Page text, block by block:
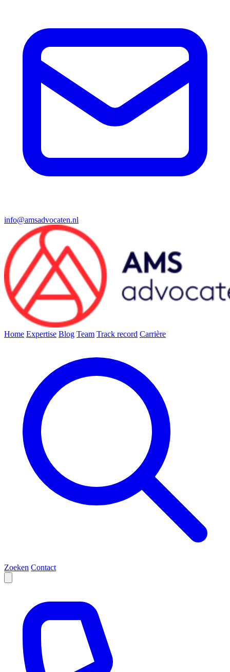
info@amsadvocaten.nl
Home Expertise Blog Team Track record Carrière
Zoeken Contact